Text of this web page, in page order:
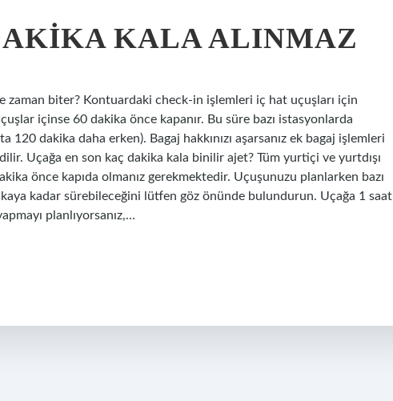
KALA ALINMAZ
zaman biter? Kontuardaki check-in işlemleri iç hat uçuşları için
içinse 60 dakika önce kapanır. Bu süre bazı istasyonlarda
120 dakika daha erken). Bagaj hakkınızı aşarsanız ek bagaj işlemleri
Uçağa en son kaç dakika kala binilir ajet? Tüm yurtiçi ve yurtdışı
önce kapıda olmanız gerekmektedir. Uçuşunuzu planlarken bazı
kadar sürebileceğini lütfen göz önünde bulundurun. Uçağa 1 saat
planlıyorsanız,…